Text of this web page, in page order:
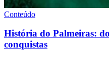
Conteúdo
História do Palmeiras:
conquistas